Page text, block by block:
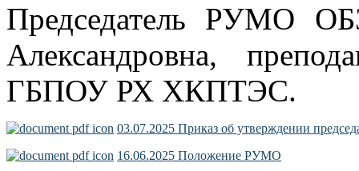
Председатель РУМО
Александровна,
ГБПОУ РХ ХКПТЭС.
03.07.2025 Приказ об утверждении
16.06.2025 Положение РУМО